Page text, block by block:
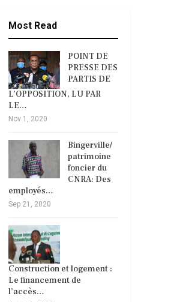
Most Read
POINT DE
PRESSE DES
PARTIS DE
L’OPPOSITION, LU PAR
LE…
Nov 1, 2020
Bingerville/
patrimoine
foncier du
CNRA: Des
employés…
Sep 21, 2020
Construction et logement :
Le financement de
l’accès…